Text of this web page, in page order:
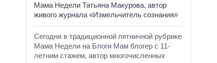
Мама Недели Татьяна Макурова, автор
живого журнала «Измельчитель сознания»
Сегодня в традиционной пятничной рубрике
Мама Недели на Блоги Мам блогер с 11-
летним стажем, автор многочисленных